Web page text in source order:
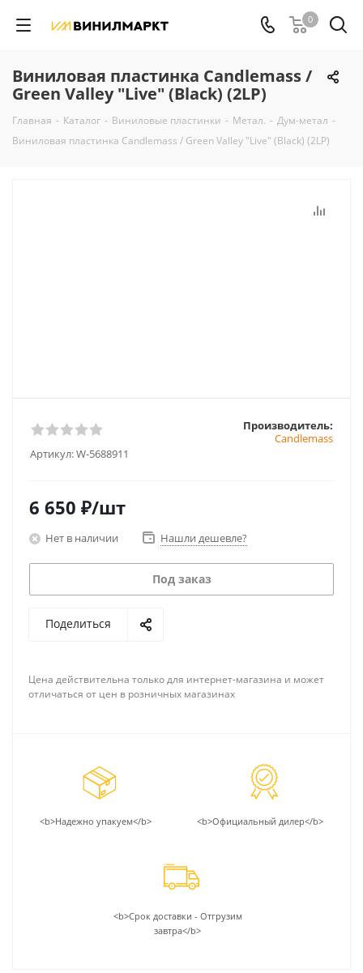
0
Виниловая пластинка Candlemass /
Green Valley "Live" (Black) (2LP)
Главная - Каталог - Виниловые пластинки - Метал. - Дум-метал -
Виниловая пластинка Candlemass / Green Valley "Live" (Black) (2LP)
Артикул:W-5688911
Производитель:
Candlemass
6 650 ₽/шт
Нет в наличии Нашли дешевле?
Под заказ
Поделиться
Цена действительна только для интернет-магазина и может
отличаться от цен в розничных магазинах
<b>Надежно упакуем</b> <b>Официальный дилер</b>
<b>Срок доставки - Отгрузим
завтра</b>